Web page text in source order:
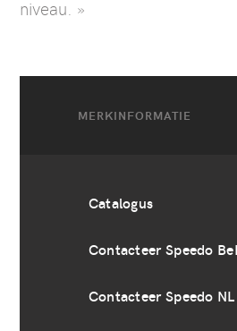
niveau. »
MERKINFORMATIE
Catalogus
Contacteer Speedo
Contacteer Speedo NL